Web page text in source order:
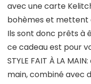
avec une carte
bohèmes et mettent
Ils sont donc prêts à
ce cadeau est pour
STYLE FAIT À LA
main, combiné avec